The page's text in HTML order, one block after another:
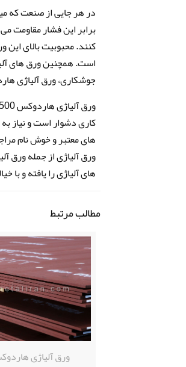
کنند. محبوبیت بالای این
جوشکاری، ورق آلیاژی هاردوکس 500 جایگاه ویژه
های معتبر و خوش نام
ورق آلیاژی از جمله ورق
های آلیاژی را یافته و با
مطالب مرتبط
ورق آلیاژی هاردوکس